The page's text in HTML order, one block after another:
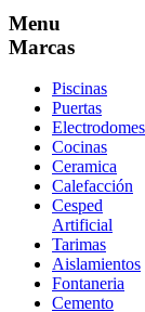
Menu
Marcas
Piscinas
Puertas
Cocinas
Ceramica
Calefacción
Cesped
Artificial
Tarimas
Aislamientos
Fontaneria
Cemento